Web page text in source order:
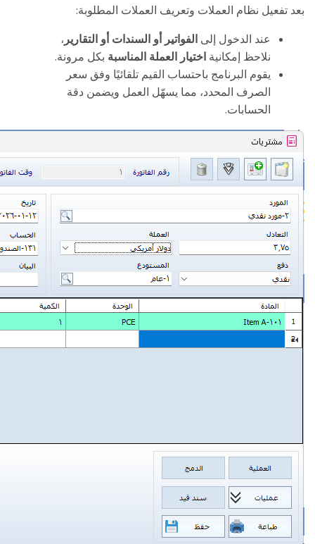
بعد تفعيل نظام العملات وتعريف العملات المطلوبة:
عند الدخول إلى الفواتير أو السندات أو التقارير ،
نلاحظ إمكانية اختيار العملة المناسبة بكل مرونة.
يقوم البرنامج باحتساب القيم تلقائيًا وفق سعر
الصرف المحدد، مما يسهّل العمل ويضمن دقة
الحسابات.